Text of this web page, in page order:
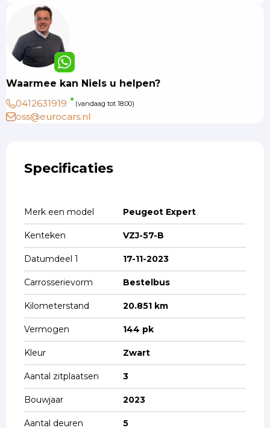
Waarmee kan Niels u helpen?
0412631919
(vandaag tot 18:00)
oss@eurocars.nl
Specificaties
Merk een model Peugeot Expert
Kenteken VZJ-57-B
Datumdeel 1 17-11-2023
Carrosserievorm Bestelbus
Kilometerstand 20.851 km
Vermogen 144 pk
Kleur Zwart
Aantal zitplaatsen 3
Bouwjaar 2023
Aantal deuren 5